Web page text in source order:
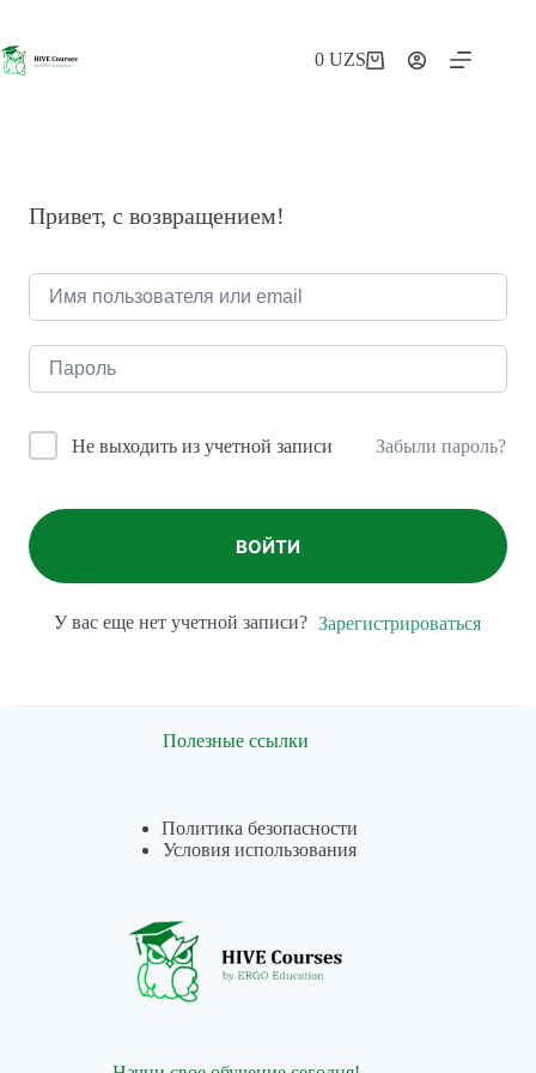
сути
Корзина
0UZS
Привет, с возвращением!
Не выходить из учетной записи Забыли пароль?
ВОЙТИ
У вас еще нет учетной записи? Зарегистрироваться
Полезные ссылки
Политика безопасности
Условия использования